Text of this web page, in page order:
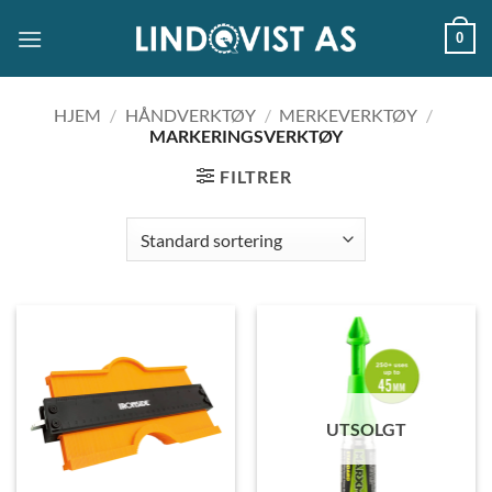
0
HJEM / HÅNDVERKTØY / MERKEVERKTØY /
MARKERINGSVERKTØY
FILTRER
UTSOLGT